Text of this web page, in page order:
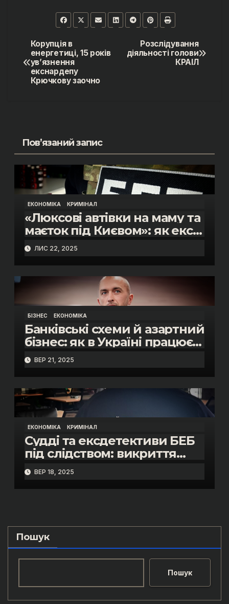
Навігація
записів
Розслідування
діяльності голови
КРАІЛ
Корупція в
енергетиці, 15 років
ув’язнення
екснардепу
Крючкову заочно
Пов’язаний запис
ЕКОНОМІКА КРИМІНАЛ
«Люксові автівки на маму та
маєток під Києвом»: як екс-
прокурор БЕБ Віктор
Чорний приховував майно
ЛИС 22, 2025
БІЗНЕС ЕКОНОМІКА
Банківські схеми й азартний
бізнес: як в Україні працює
фінансове обслуговування
онлайн-казино.
ВЕР 21, 2025
ЕКОНОМІКА КРИМІНАЛ
Судді та ексдетективи БЕБ
під слідством: викриття
масштабних схем
зловживань у Львові.
ВЕР 18, 2025
Пошук
Пошук